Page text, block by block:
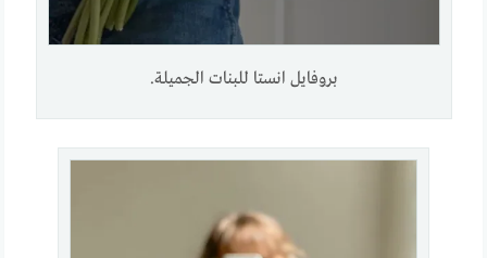
بروفايل انستا للبنات الجميلة.